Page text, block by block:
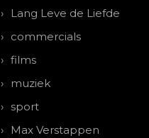
Lang Leve de Liefde
commercials
films
muziek
sport
Max Verstappen